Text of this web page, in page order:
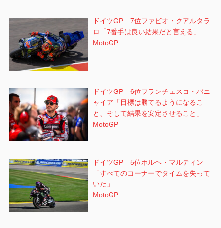
ドイツGP 7位ファビオ・クアルタラ
ロ「7番手は良い結果だと言える」
MotoGP
ドイツGP 6位フランチェスコ・バニ
ャイア「目標は勝てるようになるこ
と、そして結果を安定させること」
MotoGP
ドイツGP 5位ホルヘ・マルティン
「すべてのコーナーでタイムを失って
いた」
MotoGP